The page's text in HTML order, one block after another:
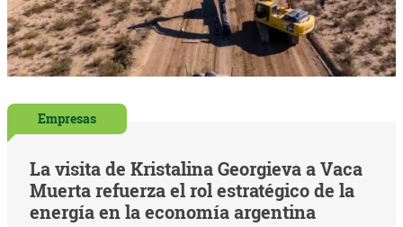
Empresas
La visita de Kristalina Georgieva a Vaca
Muerta refuerza el rol estratégico de la
energía en la economía argentina